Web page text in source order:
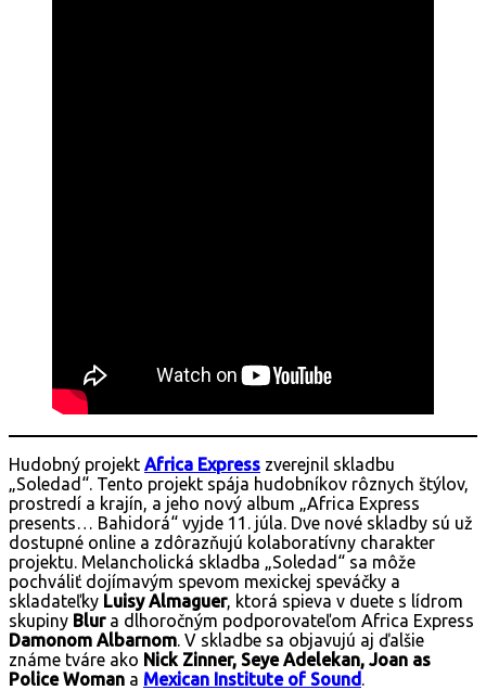
Hudobný projekt Africa Express zverejnil skladbu
„Soledad“. Tento projekt spája hudobníkov rôznych štýlov,
prostredí a krajín, a jeho nový album „Africa Express
presents… Bahidorá“ vyjde 11. júla. Dve nové skladby sú už
dostupné online a zdôrazňujú kolaboratívny charakter
projektu. Melancholická skladba „Soledad“ sa môže
pochváliť dojímavým spevom mexickej speváčky a
skladateľky Luisy Almaguer, ktorá spieva v duete s lídrom
skupiny Blur a dlhoročným podporovateľom Africa Express
Damonom Albarnom. V skladbe sa objavujú aj ďalšie
známe tváre ako Nick Zinner, Seye Adelekan, Joan as
Police Woman a Mexican Institute of Sound .